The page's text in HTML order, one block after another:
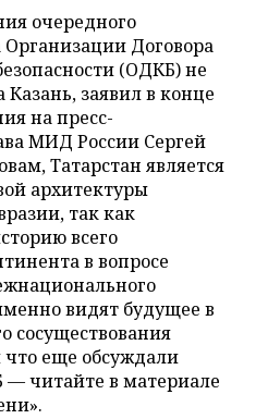
очередного
Организации Договора
(ОДКБ) не
заявил в конце
на пресс-
МИД России Сергей
Татарстан является
архитектуры
так как
всего
в вопросе
видят будущее в
сосуществования
что еще обсуждали
читайте в материале